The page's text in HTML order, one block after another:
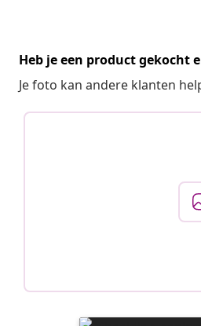
Heb je een product gekocht
Je foto kan andere klanten